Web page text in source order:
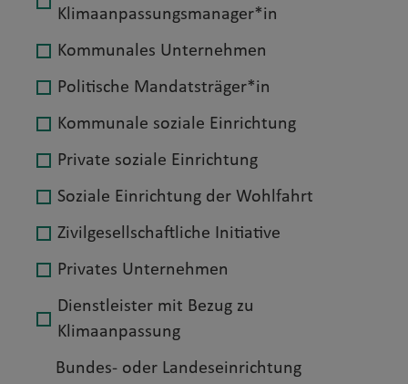
Klimaanpassungsmanager*in
Kommunales Unternehmen
Politische Mandatsträger*in
Kommunale soziale Einrichtung
Private soziale Einrichtung
Soziale Einrichtung der Wohlfahrt
Zivilgesellschaftliche Initiative
Privates Unternehmen
Dienstleister mit Bezug zu
Klimaanpassung
Bundes- oder Landeseinrichtung